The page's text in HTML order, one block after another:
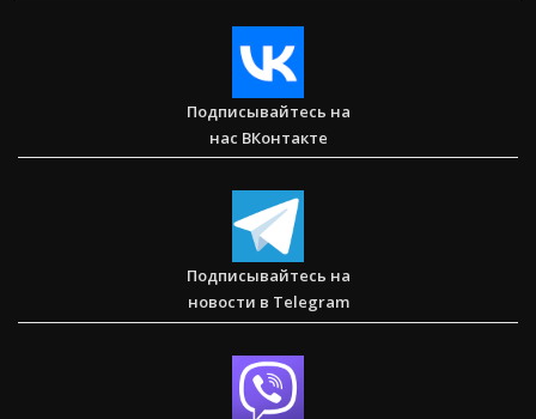
Любить тех, кого все отвергли — Стэн и Лана — Илья
Подписывайтесь на
нас ВКонтакте
Подписывайтесь на
новости в Telegram